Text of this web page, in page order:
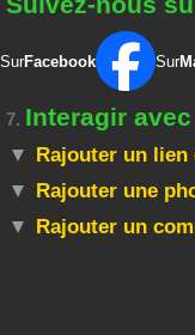
SurFacebook Sur
7. Interagir
Rajouter un lien
Rajouter une
Rajouter un